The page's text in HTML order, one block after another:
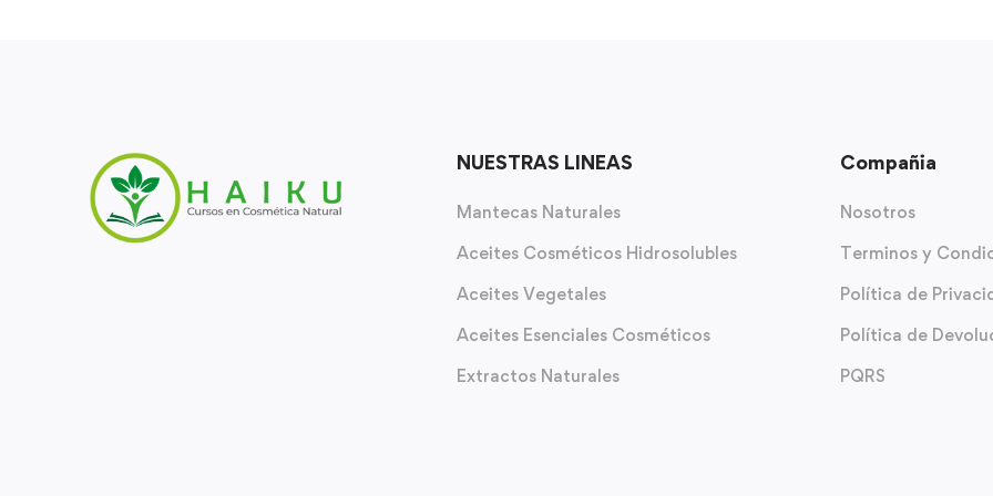
NUESTRAS LINEAS
Mantecas Naturales
Aceites Cosméticos Hidrosolubles
Aceites Vegetales
Aceites Esenciales Cosméticos
Extractos Naturales
Compañia
Nosotros
Terminos y
Política de
Política de
PQRS